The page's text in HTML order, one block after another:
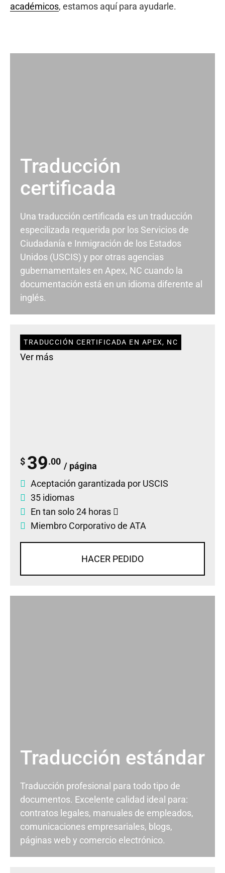
académicos, estamos aquí para ayudarle.
Traducción
certificada
Una traducción certificada es un traducción
especilizada requerida por los Servicios de
Ciudadanía e Inmigración de los Estados
Unidos (USCIS) y por otras agencias
gubernamentales en Apex, NC cuando la
documentación está en un idioma diferente al
inglés.
TRADUCCIÓN CERTIFICADA EN APEX, NC
Ver más
$ 39.00 / página
Aceptación garantizada por USCIS
35 idiomas
En tan solo 24 horas
Miembro Corporativo de ATA
HACER PEDIDO
Traducción estándar
Traducción profesional para todo tipo de
documentos. Excelente calidad ideal para:
contratos legales, manuales de empleados,
comunicaciones empresariales, blogs,
páginas web y comercio electrónico.